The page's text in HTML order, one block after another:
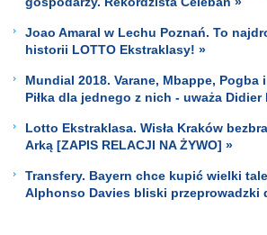
Joao Amaral w Lechu Poznań. To
historii LOTTO Ekstraklasy! »
Mundial 2018. Varane, Mbappe, Pogba
Piłka dla jednego z nich - uważa Didier
Lotto Ekstraklasa. Wisła Kraków
Arką [ZAPIS RELACJI NA ŻYWO] »
Transfery. Bayern chce kupić wielki
Alphonso Davies bliski przeprowadzki